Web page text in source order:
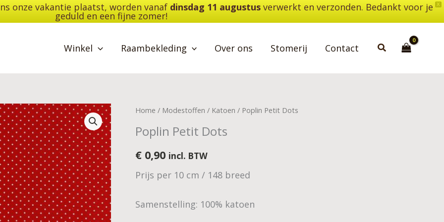
X
onze vakantie plaatst, worden vanaf dinsdag 11 augustusverwerkt en verzonden. Bedankt voor je
geduld en een fijne zomer!
Winkel Raambekleding Over ons Stomerij Contact Zoeken
Home / Modestoffen / Katoen / Poplin Petit Dots
Poplin Petit Dots
€ 0,90 incl. BTW
Prijs per 10 cm / 148 breed
Samenstelling: 100% katoen
Poplin
Dots
aantal